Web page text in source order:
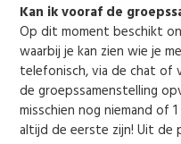
Kan ik vooraf de
Op dit moment beschikt
waarbij je kan zien wie je
telefonisch, via de chat of
de groepssamenstelling
misschien nog niemand of
altijd de eerste zijn! Uit de